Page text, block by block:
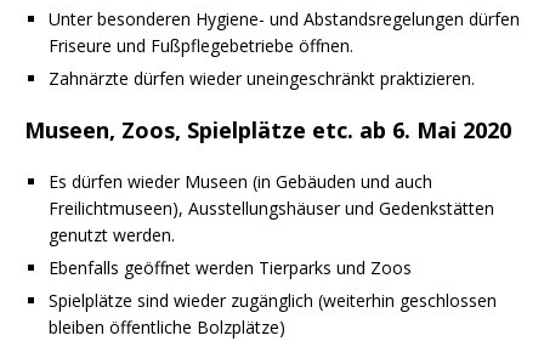
Unter besonderen Hygiene- und Abstandsregelungen dürfen
Friseure und Fußpflegebetriebe öffnen.
Zahnärzte dürfen wieder uneingeschränkt praktizieren.
Museen, Zoos, Spielplätze etc. ab 6. Mai 2020
Es dürfen wieder Museen (in Gebäuden und auch
Freilichtmuseen), Ausstellungshäuser und Gedenkstätten
genutzt werden.
Ebenfalls geöffnet werden Tierparks und Zoos
Spielplätze sind wieder zugänglich (weiterhin geschlossen
bleiben öffentliche Bolzplätze)